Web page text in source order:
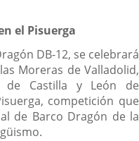
el Pisuerga
DB-12, se celebrará
Moreras de Valladolid,
de Castilla y León de
competición que
de Barco Dragón de la